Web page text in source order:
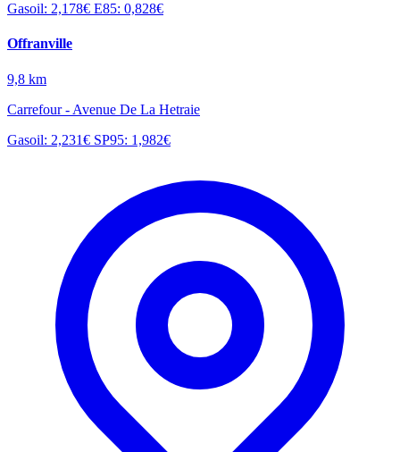
Gasoil: 2,178€ E85: 0,828€
Offranville
9,8 km
Carrefour - Avenue De La Hetraie
Gasoil: 2,231€ SP95: 1,982€